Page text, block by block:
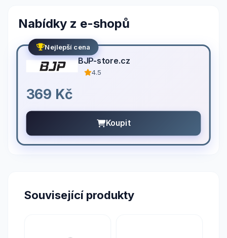
Nabídky z e-shopů
Nejlepší cena
BJP-store.cz
4.5
369 Kč
Koupit
Související produkty